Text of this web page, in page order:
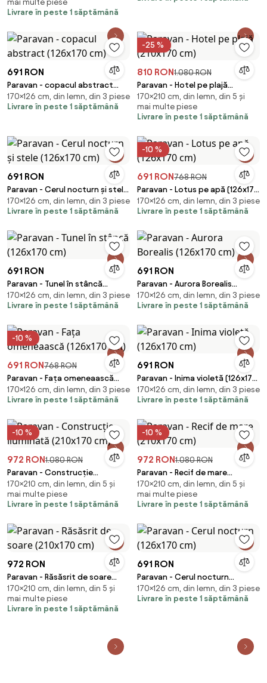
mai multe piese
Livrare în peste 1 săptămână
691 RON
Paravan - copacul abstract
(126x170 cm)
170×126 cm, din lemn, din 3 piese
Livrare în peste 1 săptămână
-25 %
810 RON1.080 RON
Paravan - Hotel pe plajă
(210x170 cm)
170×210 cm, din lemn, din 5 și
mai multe piese
Livrare în peste 1 săptămână
691 RON
Paravan - Cerul nocturn și stele
(126x170 cm)
170×126 cm, din lemn, din 3 piese
Livrare în peste 1 săptămână
-10 %
691 RON768 RON
Paravan - Lotus pe apă (126x170
cm)
170×126 cm, din lemn, din 3 piese
Livrare în peste 1 săptămână
691 RON
Paravan - Tunel în stâncă
(126x170 cm)
170×126 cm, din lemn, din 3 piese
Livrare în peste 1 săptămână
691 RON
Paravan - Aurora Borealis
(126x170 cm)
170×126 cm, din lemn, din 3 piese
Livrare în peste 1 săptămână
-10 %
691 RON768 RON
Paravan - Fața omeneaască
(126x170 cm)
170×126 cm, din lemn, din 3 piese
Livrare în peste 1 săptămână
691 RON
Paravan - Inima violetă (126x170
cm)
170×126 cm, din lemn, din 3 piese
Livrare în peste 1 săptămână
-10 %
972 RON1.080 RON
Paravan - Construcție
iluminată (210x170 cm)
170×210 cm, din lemn, din 5 și
mai multe piese
Livrare în peste 1 săptămână
-10 %
972 RON1.080 RON
Paravan - Recif de mare
(210x170 cm)
170×210 cm, din lemn, din 5 și
mai multe piese
Livrare în peste 1 săptămână
972 RON
Paravan - Răsăsrit de soare
(210x170 cm)
170×210 cm, din lemn, din 5 și
mai multe piese
Livrare în peste 1 săptămână
691 RON
Paravan - Cerul nocturn
(126x170 cm)
170×126 cm, din lemn, din 3 piese
Livrare în peste 1 săptămână